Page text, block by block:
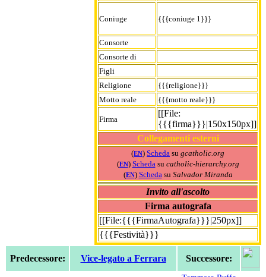
Coniuge {{{coniuge 1}}}
Consorte
Consorte di
Figli
Religione
{{{religione}}}
Motto reale
{{{motto reale}}}
Firma
[[File:
{{{firma}}}|150x150px]]
Collegamenti esterni
(EN) Scheda su gcatholic.org
(EN) Scheda su catholic-hierarchy.org
(EN) Scheda su Salvador Miranda
Invito all'ascolto
Firma autografa
[[File:{{{FirmaAutografa}}}|250px]]
{{{Festività}}}
Predecessore: Vice-legato a Ferrara Successore: